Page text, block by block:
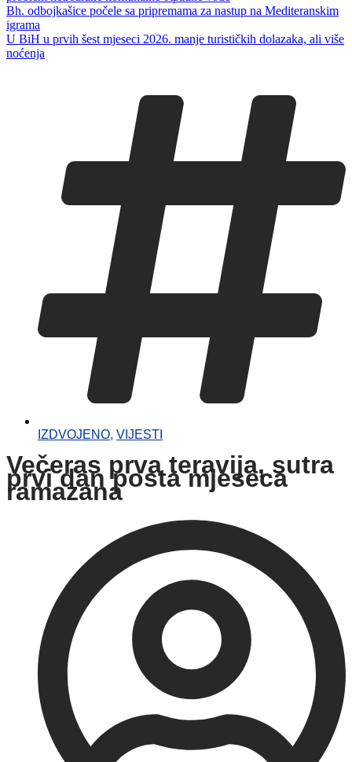
Bh. odbojkašice počele sa pripremama za nastup na Mediteranskim
igrama
U BiH u prvih šest mjeseci 2026. manje turističkih dolazaka, ali više
noćenja
IZDVOJENO, VIJESTI
Večeras prva teravija, sutra
prvi dan posta mjeseca
ramazana